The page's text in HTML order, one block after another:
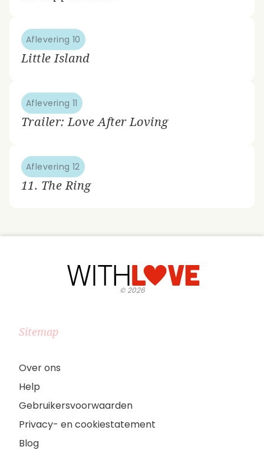
Aflevering 10
Little Island
Aflevering 11
Trailer: Love After Loving
Aflevering 12
11. The Ring
©2026
Sitemap
Over ons
Help
Gebruikersvoorwaarden
Privacy- en cookiestatement
Blog